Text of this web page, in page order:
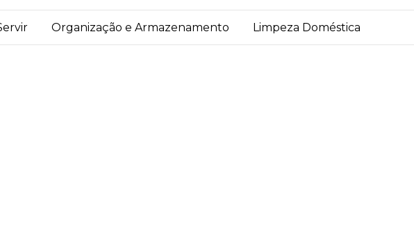
Organização e Armazenamento Limpeza Doméstica